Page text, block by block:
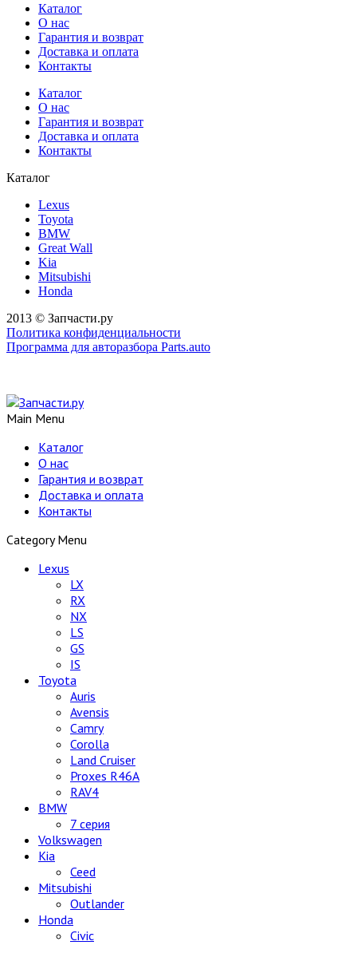
Каталог
О нас
Гарантия и возврат
Доставка и оплата
Контакты
Каталог
О нас
Гарантия и возврат
Доставка и оплата
Контакты
Каталог
Lexus
Toyota
BMW
Great Wall
Kia
Mitsubishi
Honda
2013 © Запчасти.ру
Политика конфиденциальности
Программа для авторазбора Parts.auto
Main Menu
Каталог
О нас
Гарантия и возврат
Доставка и оплата
Контакты
Category Menu
Lexus
LX
RX
NX
LS
GS
IS
Toyota
Auris
Avensis
Camry
Corolla
Land Cruiser
Proxes R46A
RAV4
BMW
7 серия
Volkswagen
Kia
Ceed
Mitsubishi
Outlander
Honda
Civic